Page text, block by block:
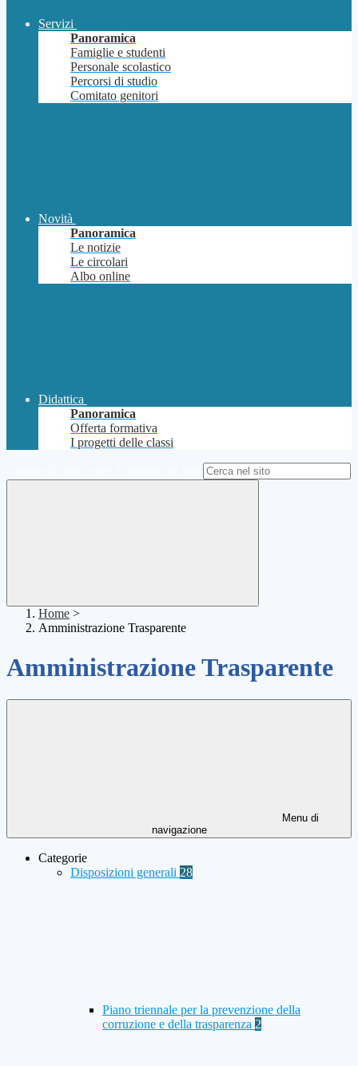
Servizi
Panoramica
Famiglie e studenti
Personale scolastico
Percorsi di studio
Comitato genitori
Novità
Panoramica
Le notizie
Le circolari
Albo online
Didattica
Panoramica
Offerta formativa
I progetti delle classi
Home >
Amministrazione Trasparente
Amministrazione Trasparente
Menu di
navigazione
Categorie
Disposizioni generali 28
Piano triennale per la prevenzione della
corruzione e della trasparenza 2